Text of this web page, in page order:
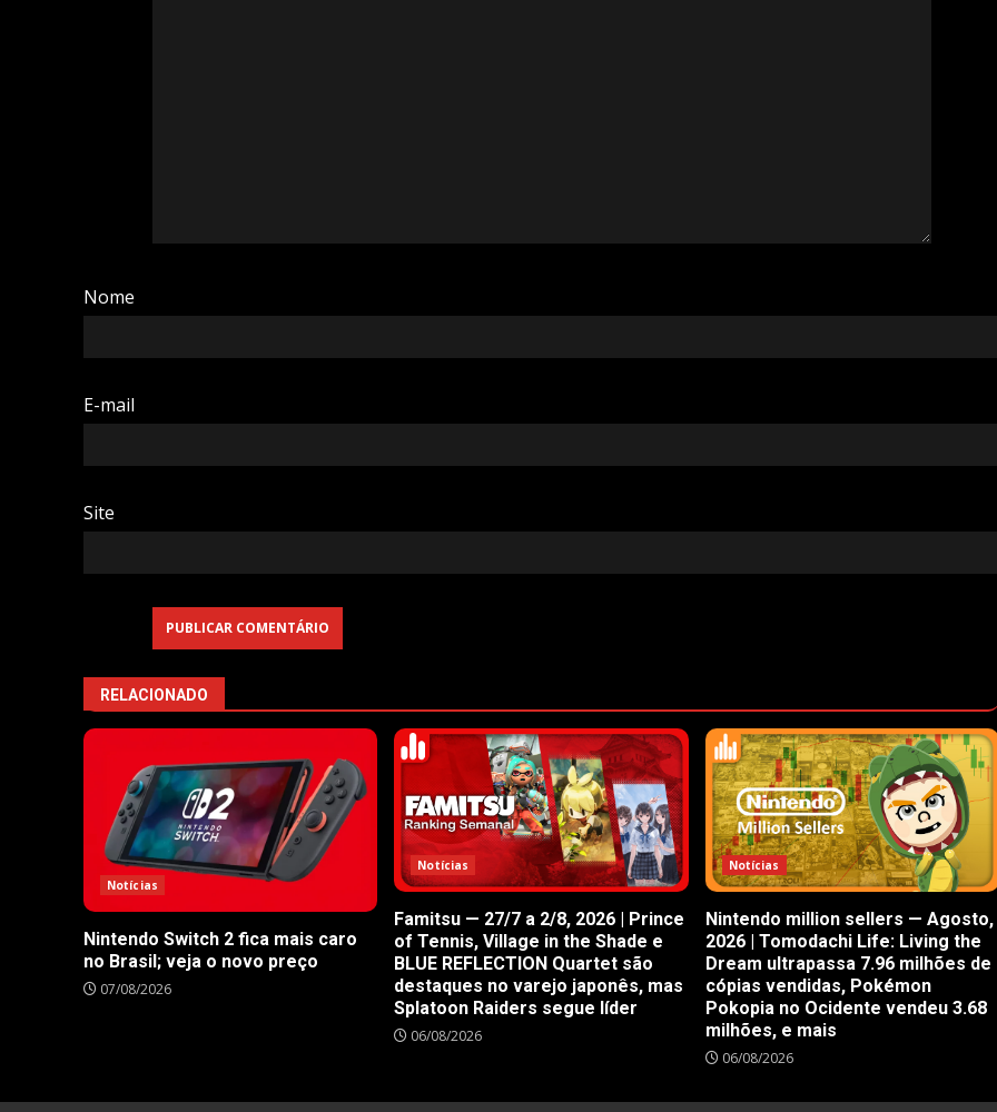
Nome
E-mail
Site
RELACIONADO
Notícias
Nintendo Switch 2 fica mais caro
no Brasil; veja o novo preço
07/08/2026
Notícias
Famitsu — 27/7 a 2/8, 2026 | Prince
of Tennis, Village in the Shade e
BLUE REFLECTION Quartet são
destaques no varejo japonês, mas
Splatoon Raiders segue líder
06/08/2026
Notícias
Nintendo million sellers — Agosto,
2026 | Tomodachi Life: Living the
Dream ultrapassa 7.96 milhões de
cópias vendidas, Pokémon
Pokopia no Ocidente vendeu 3.68
milhões, e mais
06/08/2026